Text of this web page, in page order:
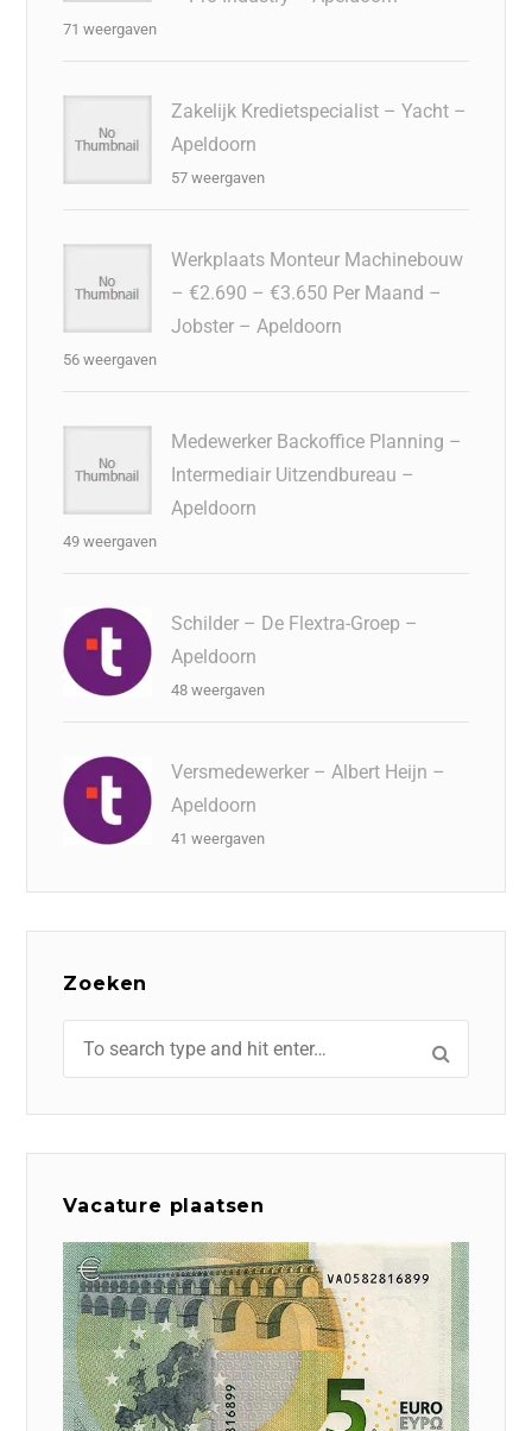
71 weergaven
Zakelijk Kredietspecialist – Yacht –
Apeldoorn
57 weergaven
Werkplaats Monteur Machinebouw
– €2.690 – €3.650 Per Maand –
Jobster – Apeldoorn
56 weergaven
Medewerker Backoffice Planning –
Intermediair Uitzendbureau –
Apeldoorn
49 weergaven
Schilder – De Flextra-Groep –
Apeldoorn
48 weergaven
Versmedewerker – Albert Heijn –
Apeldoorn
41 weergaven
Zoeken
Vacature plaatsen